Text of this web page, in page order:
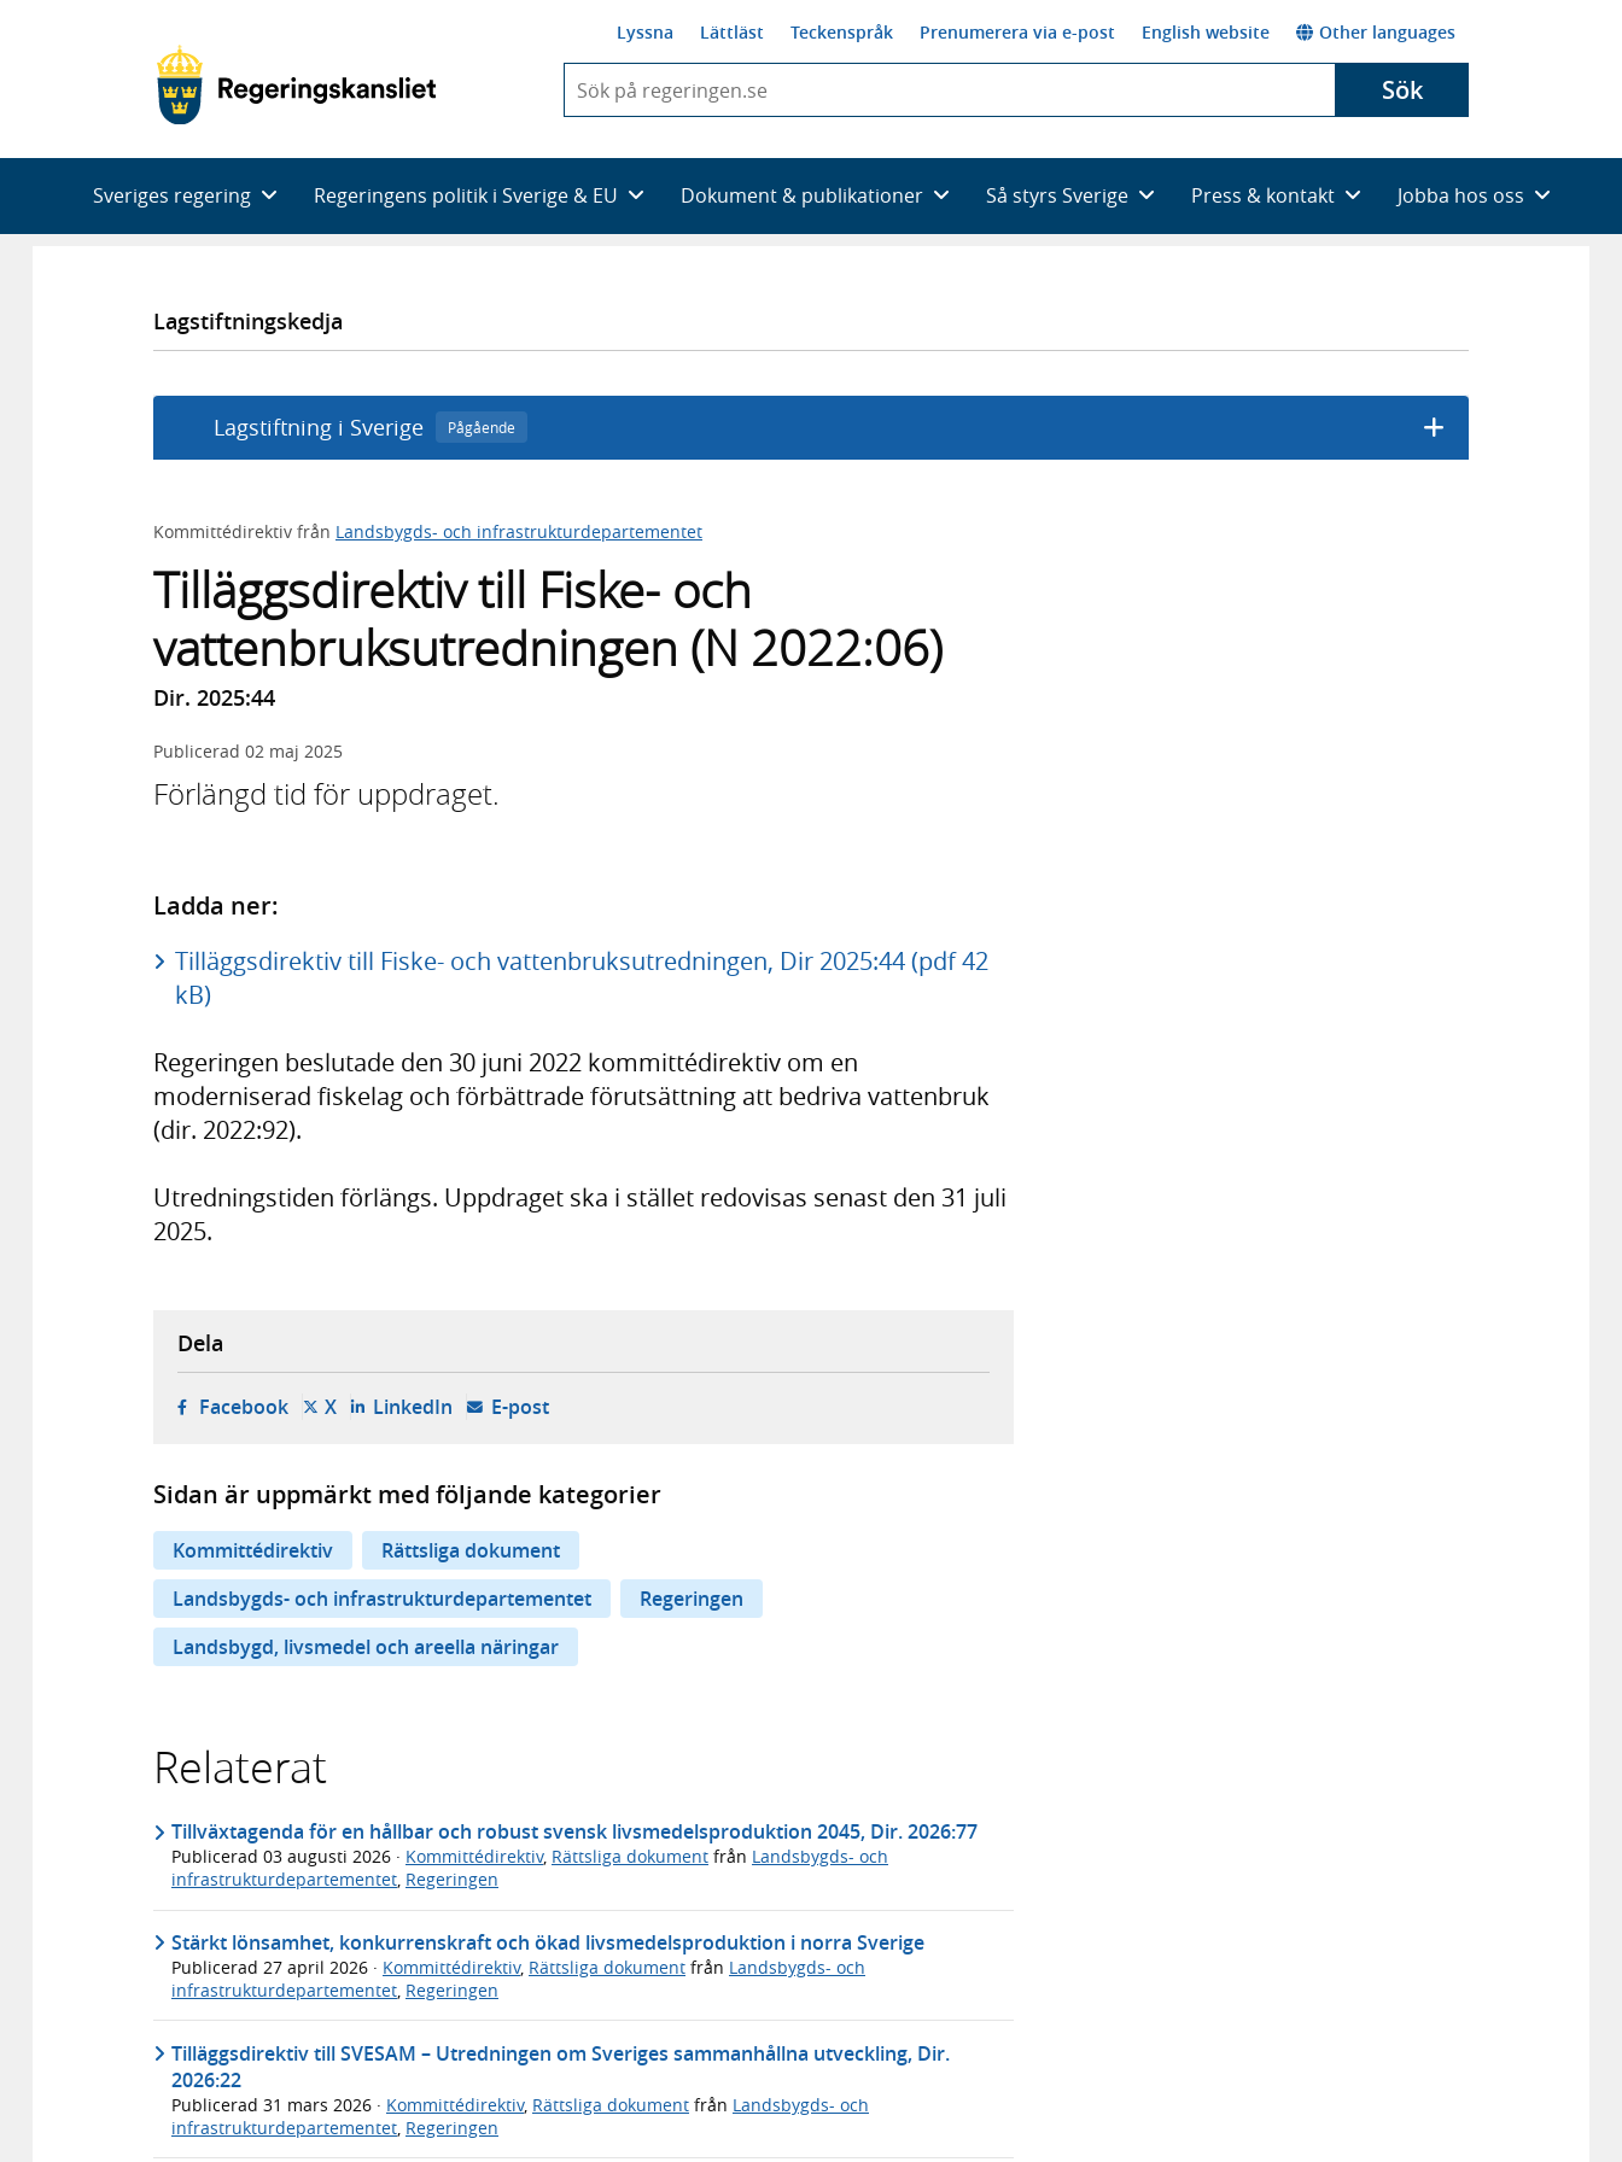
Lyssna Lättläst Teckenspråk Prenumerera via e-post English website Other languages
du
skriva
framträder
en
Sök
Sveriges regering Regeringens politik i Sverige & EU Dokument & publikationer Så styrs Sverige Press & kontakt Jobba hos oss
Lagstiftningskedja
Lagstiftning i Sverige Pågående
Kommittédirektiv från Landsbygds- och infrastrukturdepartementet
Tilläggsdirektiv till Fiske- och
vattenbruksutredningen (N 2022:06)
Dir. 2025:44
Publicerad 02 maj 2025
Förlängd tid för uppdraget.
Ladda ner:
Tilläggsdirektiv till Fiske- och vattenbruksutredningen, Dir 2025:44 (pdf 42
kB)
Regeringen beslutade den 30 juni 2022 kommittédirektiv om en
moderniserad fiskelag och förbättrade förutsättning att bedriva vattenbruk
(dir. 2022:92).
Utredningstiden förlängs. Uppdraget ska i stället redovisas senast den 31 juli
2025.
Dela
Facebook- öppnas i ny flik, extern webbplats,
X- öppnas i ny flik, extern webbplats,
LinkedIn- öppnas i ny flik, extern webbplats,
E-post- öppnar din e-postklient,
Sidan är uppmärkt med följande kategorier
Kommittédirektiv
Rättsliga dokument
Landsbygds- och infrastrukturdepartementet
Regeringen
Landsbygd, livsmedel och areella näringar
Relaterat
Tillväxtagenda för en hållbar och robust svensk livsmedelsproduktion 2045, Dir. 2026:77
Publicerad 03 augusti 2026 · Kommittédirektiv, Rättsliga dokument från Landsbygds- och
infrastrukturdepartementet, Regeringen
Stärkt lönsamhet, konkurrenskraft och ökad livsmedelsproduktion i norra Sverige
Publicerad 27 april 2026 · Kommittédirektiv, Rättsliga dokument från Landsbygds- och
infrastrukturdepartementet, Regeringen
Tilläggsdirektiv till SVESAM – Utredningen om Sveriges sammanhållna utveckling, Dir.
2026:22
Publicerad 31 mars 2026 · Kommittédirektiv, Rättsliga dokument från Landsbygds- och
infrastrukturdepartementet Regeringen